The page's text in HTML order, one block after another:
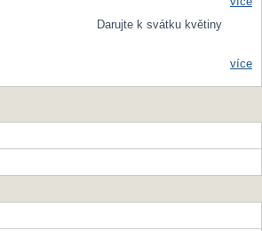
Darujte k svátku květiny
více